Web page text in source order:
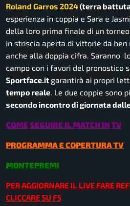
Roland Garros 2024(terra
esperienza in coppia e Sara e
della loro prima finale di un
in striscia aperta di vittorie da
anche alla doppia cifra. Saranno
campo con i favori del pronostico
Sportface.it garantirà ai propri
tempo reale. Le due coppie sono
secondo incontro di giornata
COME SEGUIRE IL MATCH IN TV
PROGRAMMA E COPERTURA TV
MONTEPREMI
PER AGGIORNARE IL LIVE FARE
CLICCARE SU F5